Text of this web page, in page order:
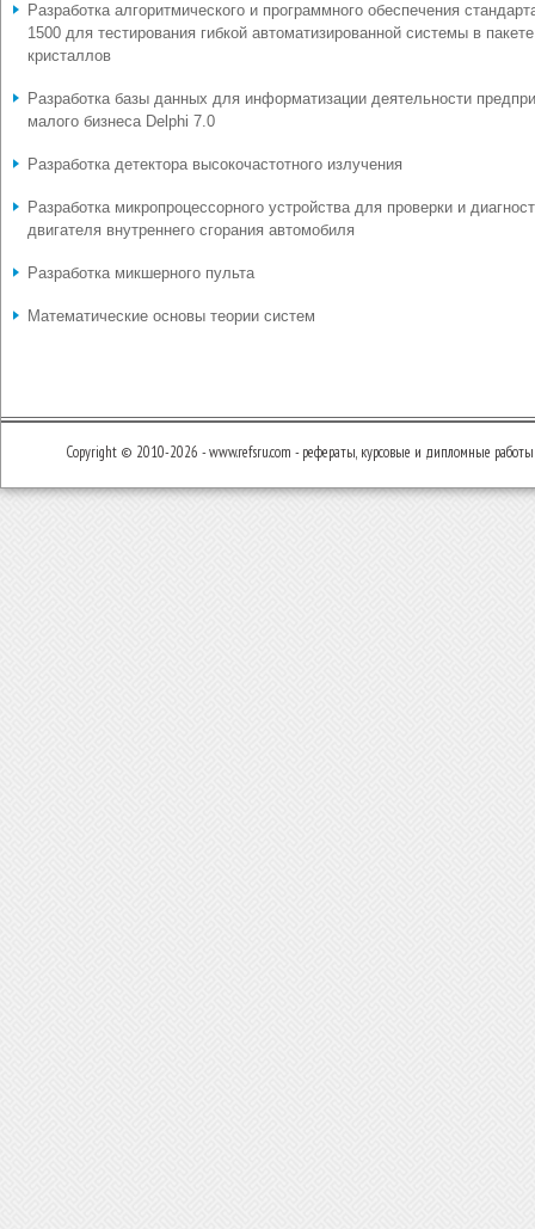
Разработка алгоритмического и программного обеспечения
1500 для тестирования гибкой автоматизированной системы в пакете
кристаллов
Разработка базы данных для информатизации деятельности
малого бизнеса Delphi 7.0
Разработка детектора высокочастотного излучения
Разработка микропроцессорного устройства для проверки и
двигателя внутреннего сгорания автомобиля
Разработка микшерного пульта
Математические основы теории систем
Copyright © 2010-2026 - www.refsru.com - рефераты, курсовые и дипломные работы